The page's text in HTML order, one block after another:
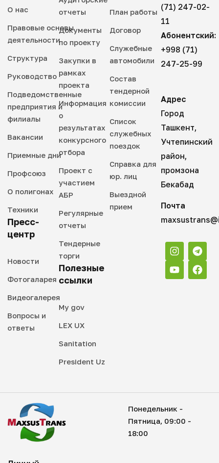
О нас
Правовые основы
деятельности
Структура
Руководство
Подведомственные
предприятия и
филиалы
Вакансии
Приемные дни
Профсоюз
О полигонах
Техники
Пресс-
центр
Новости
Фотогаларея
Видеогалерея
Вопросы и
ответы
отчеты
Документы
по проекту
Закупки в
рамках
проекта
Информация
о
результатах
конкурсного
отбора
Проект с
участием
АБР
Регулярные
отчеты
Тендерные
торги
Полезные
ссылки
My gov
LEX UX
Sanitation
President Uz
План работы
Договор
Служебные
автомобили
Состав
тендерной
комиссии
Список
служебных
поездок
Справка для
юр. лиц
Выездной
прием
(71) 247-02-
11
Абонентский:
+998 (71)
247-25-99
Адрес
Город
Ташкент,
Учтепинский
район,
промзона
Бекабад
Почта
Понедельник -
Пятница, 09:00 -
18:00